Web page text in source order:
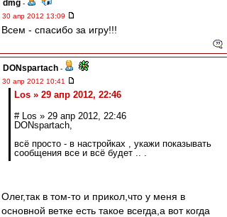
dmg -
30 апр 2012 13:09
Всем - спасибо за игру!!!
DONspartach -
30 апр 2012 10:41
Los » 29 апр 2012, 22:46
# Los » 29 апр 2012, 22:46
DONspartach,
всё просто - в настройках , укажи показывать
сообщения все и всё будет .. .
Олег,так в том-то и прикол,что у меня в
основной ветке есть такое всегда,а вот когда